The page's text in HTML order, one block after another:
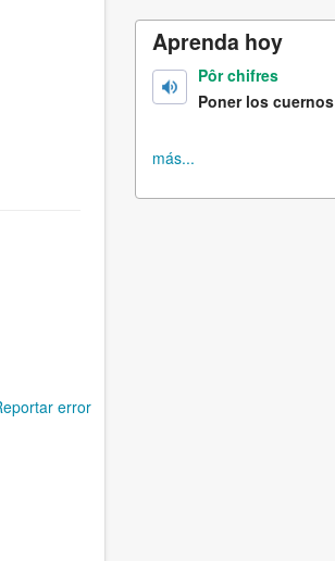
error
Aprenda hoy
Pôr chifres
Poner los cuernos
más...